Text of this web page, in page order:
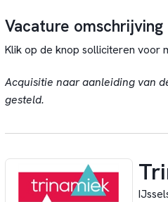
Vacature omschrijving
Klik op de knop solliciteren voor
Acquisitie naar aanleiding van
gesteld.